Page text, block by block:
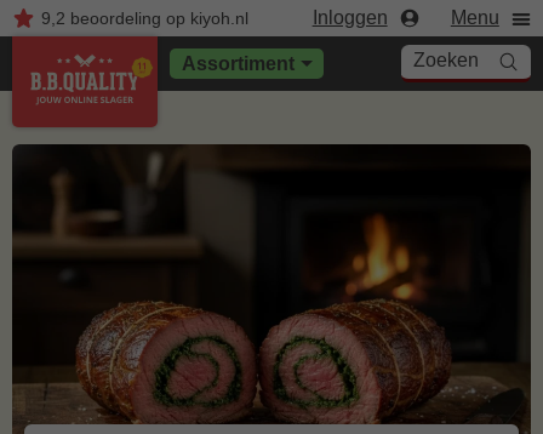
9,2 beoordelingop kiyoh.nl Inloggen Menu
Assortiment Zoeken